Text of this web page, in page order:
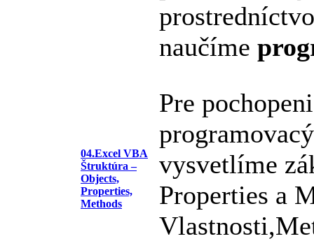
naučíme
04.Excel VBA
Štruktúra –
Objects,
Properties,
Methods
Pre
vysvetlíme
Properties a